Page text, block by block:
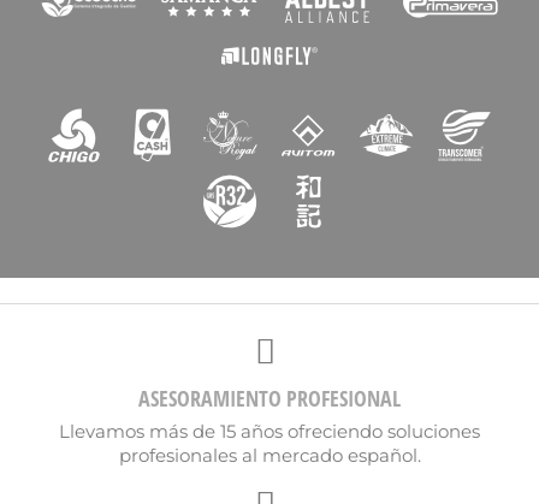
ASESORAMIENTO PROFESIONAL
Llevamos más de 15 años ofreciendo soluciones
profesionales al mercado español.
Crear lista de deseos